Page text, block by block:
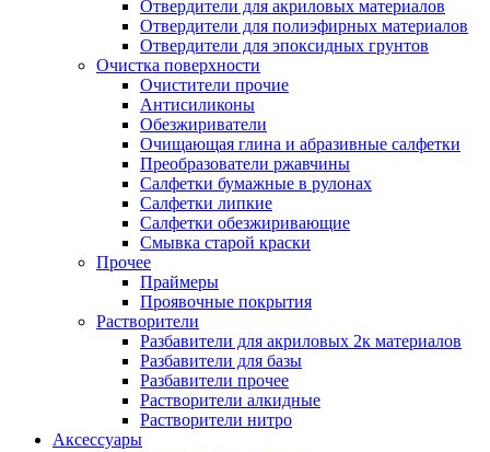
Отвердители для акриловых материалов
Отвердители для полиэфирных материалов
Отвердители для эпоксидных грунтов
Очистка поверхности
Очистители прочие
Антисиликоны
Обезжириватели
Очищающая глина и абразивные салфетки
Преобразователи ржавчины
Салфетки бумажные в рулонах
Салфетки липкие
Салфетки обезжиривающие
Смывка старой краски
Прочее
Праймеры
Проявочные покрытия
Растворители
Разбавители для акриловых 2к материалов
Разбавители для базы
Разбавители прочее
Растворители алкидные
Растворители нитро
Аксессуары